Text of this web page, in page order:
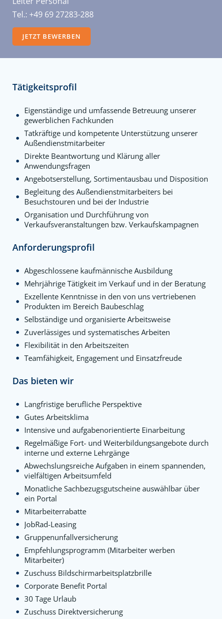
Tel.: +49 69 27283-288
JETZT BEWERBEN
Tätigkeitsprofil
Eigenständige und umfassende Betreuung unserer
gewerblichen Fachkunden
Tatkräftige und kompetente Unterstützung unserer
Außendienstmitarbeiter
Direkte Beantwortung und Klärung aller
Anwendungsfragen
Angebotserstellung, Sortimentausbau und Disposition
Begleitung des Außendienstmitarbeiters bei
Besuchstouren und bei der Industrie
Organisation und Durchführung von
Verkaufsveranstaltungen bzw. Verkaufskampagnen
Anforderungsprofil
Abgeschlossene kaufmännische Ausbildung
Mehrjährige Tätigkeit im Verkauf und in der Beratung
Exzellente Kenntnisse in den von uns vertriebenen
Produkten im Bereich Baubeschlag
Selbständige und organisierte Arbeitsweise
Zuverlässiges und systematisches Arbeiten
Flexibilität in den Arbeitszeiten
Teamfähigkeit, Engagement und Einsatzfreude
Das bieten wir
Langfristige berufliche Perspektive
Gutes Arbeitsklima
Intensive und aufgabenorientierte Einarbeitung
Regelmäßige Fort- und Weiterbildungsangebote durch
interne und externe Lehrgänge
Abwechslungsreiche Aufgaben in einem spannenden,
vielfältigen Arbeitsumfeld
Monatliche Sachbezugsgutscheine auswählbar über
ein Portal
Mitarbeiterrabatte
JobRad-Leasing
Gruppenunfallversicherung
Empfehlungsprogramm (Mitarbeiter werben
Mitarbeiter)
Zuschuss Bildschirmarbeitsplatzbrille
Corporate Benefit Portal
30 Tage Urlaub
Zuschuss Direktversicherung